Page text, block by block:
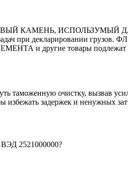
КАМЕНЬ, ИСПОЛЬЗУМЫЙ
задач при
товары подлежат
таможенную очистку, вызвав
задержек и ненужных
2521000000?